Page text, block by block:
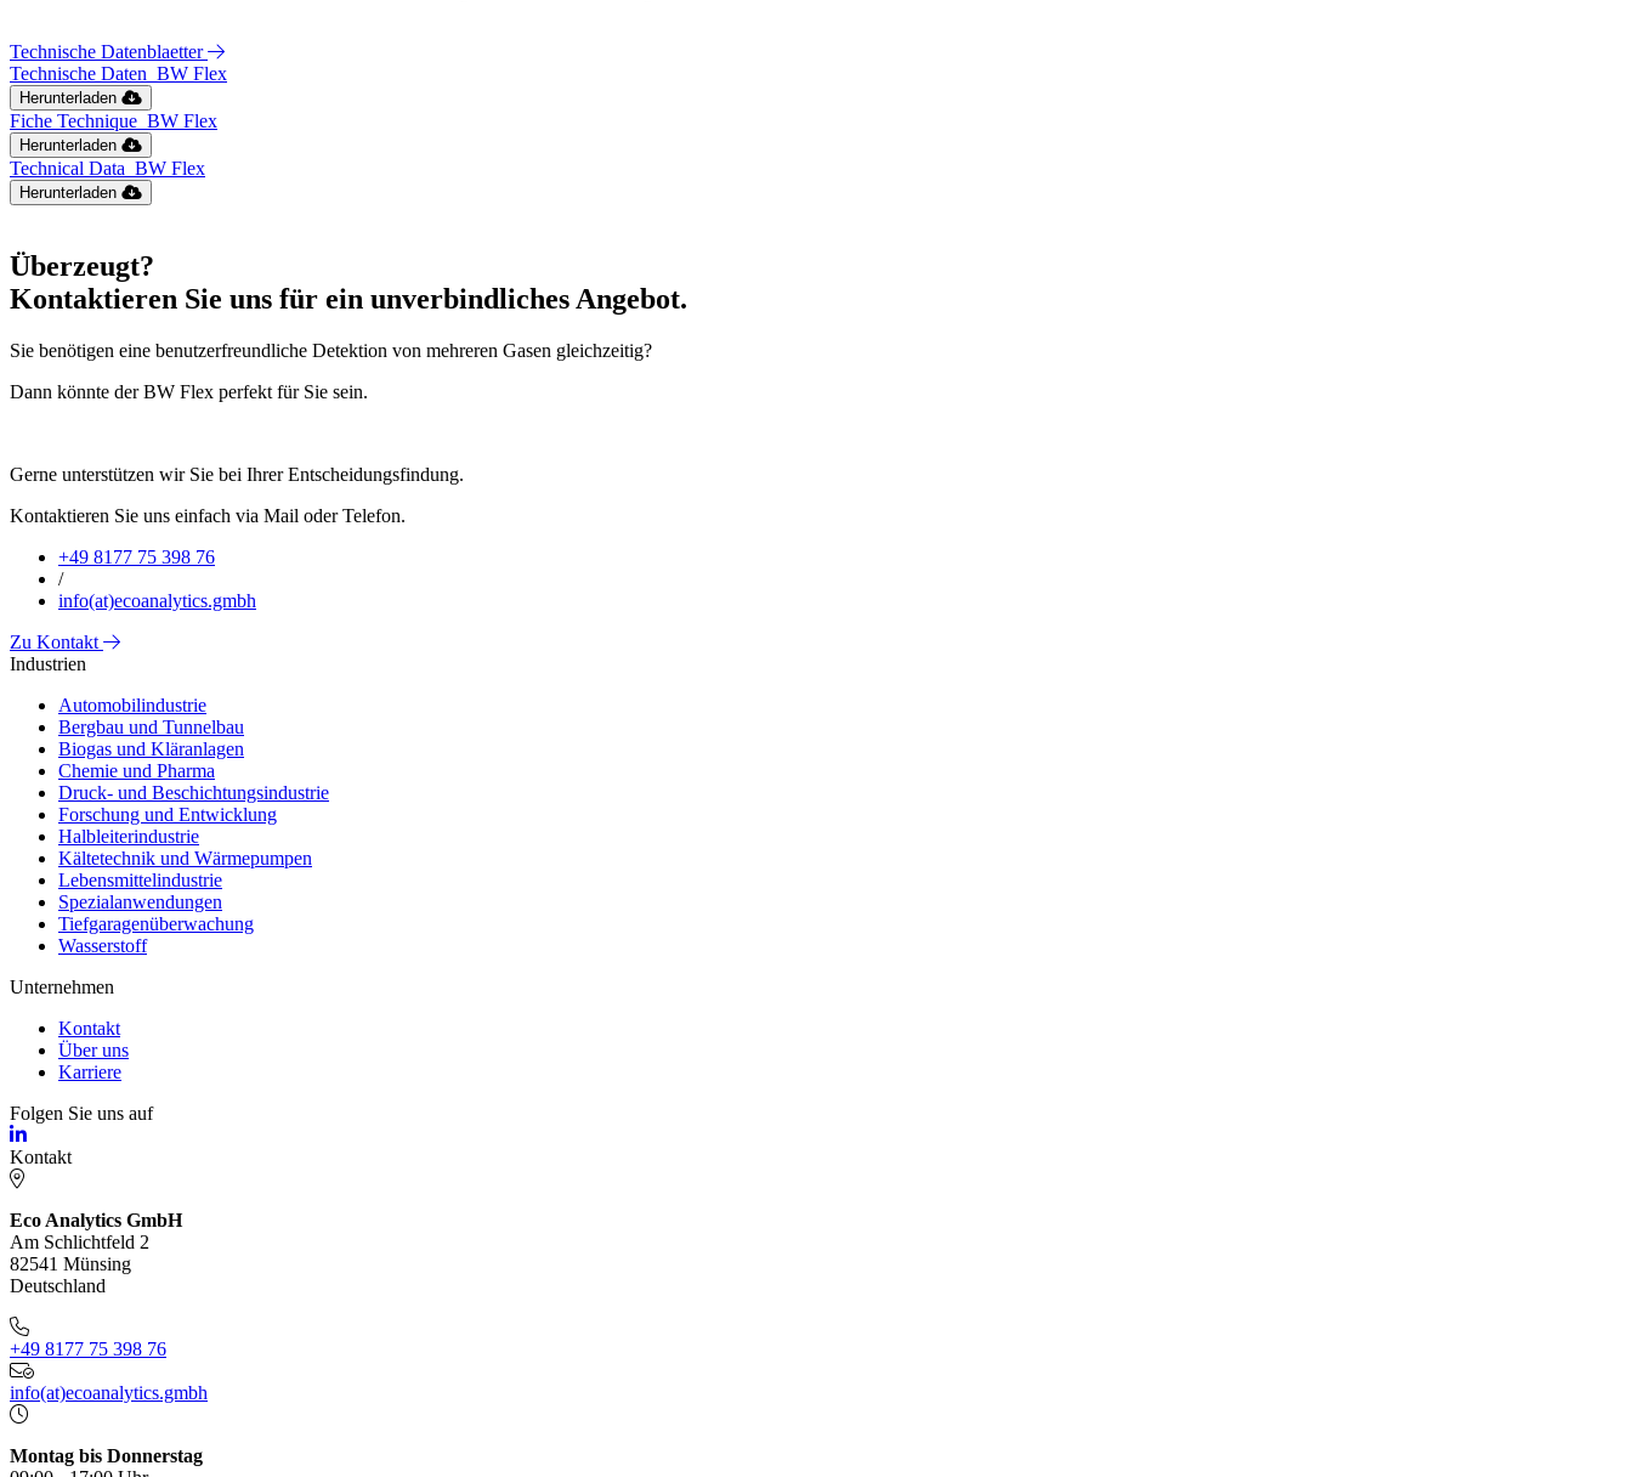
Technische Datenblaetter
Technische Daten_BW Flex
Herunterladen
Fiche Technique_BW Flex
Herunterladen
Technical Data_BW Flex
Herunterladen
Überzeugt?
Kontaktieren Sie uns für ein unverbindliches Angebot.
Sie benötigen eine benutzerfreundliche Detektion von mehreren Gasen gleichzeitig?
Dann könnte der BW Flex perfekt für Sie sein.
Gerne unterstützen wir Sie bei Ihrer Entscheidungsfindung.
Kontaktieren Sie uns einfach via Mail oder Telefon.
+49 8177 75 398 76
/
info(at)ecoanalytics.gmbh
Zu Kontakt
Industrien
Automobilindustrie
Bergbau und Tunnelbau
Biogas und Kläranlagen
Chemie und Pharma
Druck- und Beschichtungsindustrie
Forschung und Entwicklung
Halbleiterindustrie
Kältetechnik und Wärmepumpen
Lebensmittelindustrie
Spezialanwendungen
Tiefgaragenüberwachung
Wasserstoff
Unternehmen
Kontakt
Über uns
Karriere
Folgen Sie uns auf
Kontakt
Eco Analytics GmbH
Am Schlichtfeld 2
82541 Münsing
Deutschland
+49 8177 75 398 76
info(at)ecoanalytics.gmbh
Montag bis Donnerstag